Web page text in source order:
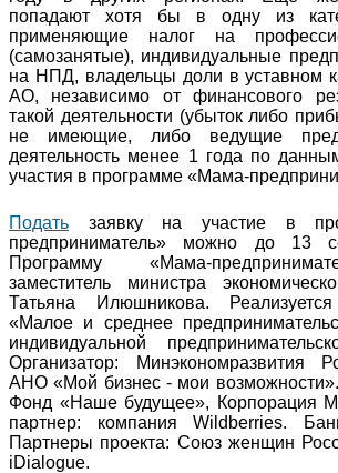
попадают хотя бы в одну из
применяющие налог на
(самозанятые), индивидуальные
на НПД, владельцы доли в уставном
АО, независимо от финансового
такой деятельности (убыток либо
не имеющие, либо ведущие
деятельность менее 1 года по
участия в программе «Мама-
Подать заявку на участие в
предприниматель» можно до 13
Программу «Мама-
заместитель министра
Татьяна Илюшникова.
«Малое и среднее
индивидуальной
Организатор: Минэкономразвития
АНО «Мой бизнес - мои
Фонд «Наше будущее», Корпорация
партнер: компания Wildberries.
Партнеры проекта: Союз женщин
iDialogue.